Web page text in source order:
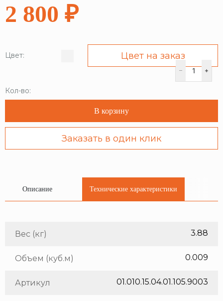
2 800 ₽
Цвет: Цвет на заказ
Кол-во:
В корзину
Заказать в один клик
Описание Технические характеристики
Вес (кг) 3.88
Объем (куб.м) 0.009
Артикул 01.010.15.04.01.105.9003